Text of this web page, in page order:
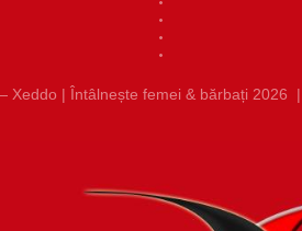
Xeddo | Întâlnește femei & bărbați 2026 |